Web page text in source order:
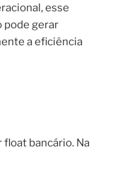
esse
gerar
a eficiência
bancário. Na